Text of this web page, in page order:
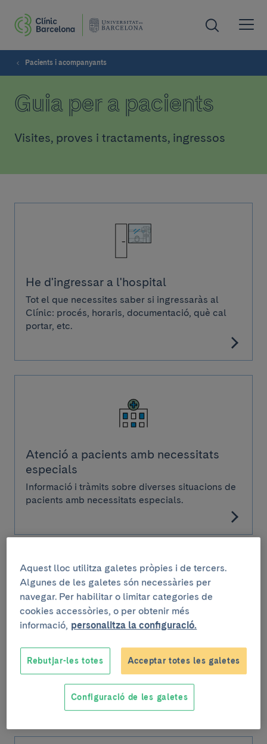
Pacients i acompanyants
Guia per a pacients
Visites, proves i tractaments, ingressos
He d'ingressar a l'hospital
Tot el que necessites saber si ingressaràs al
Clínic: procés, horaris, documentació, què cal
portar, etc.
Atenció a pacients amb necessitats
especials
Informació i tràmits sobre diverses situacions de
pacients amb necessitats especials.
Tinc programada una intervenció, visita,
Tot el que cal saber si properament tens
programada una intervenció, visita prova o
tractament a l'Hospital Clínic.
Aquest lloc utilitza galetes pròpies i de tercers.
Algunes de les galetes són necessàries per
navegar. Per habilitar o limitar categories de
cookies accessòries, o per obtenir més
informació, personalitza la configuració.
Rebutjar-les totes Acceptar totes les galetes
Configuració de les galetes